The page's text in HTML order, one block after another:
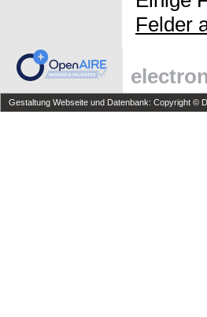
Felder
Gestaltung Webseite und Datenbank: Copyright ©